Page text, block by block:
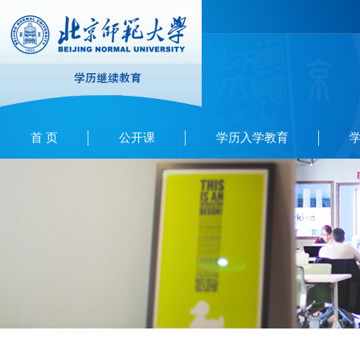
首 页 公开课 学历入学教育